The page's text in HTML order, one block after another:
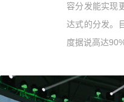
容分发能实现
达式的分发。
度据说高达90%